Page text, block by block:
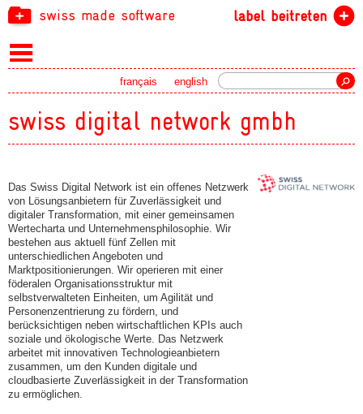
swiss made software label beitreten
english
français
swiss digital network gmbh
Das Swiss Digital Network ist ein offenes Netzwerk
von Lösungsanbietern für Zuverlässigkeit und
digitaler Transformation, mit einer gemeinsamen
Wertecharta und Unternehmensphilosophie. Wir
bestehen aus aktuell fünf Zellen mit
unterschiedlichen Angeboten und
Marktpositionierungen. Wir operieren mit einer
föderalen Organisationsstruktur mit
selbstverwalteten Einheiten, um Agilität und
Personenzentrierung zu fördern, und
berücksichtigen neben wirtschaftlichen KPIs auch
soziale und ökologische Werte. Das Netzwerk
arbeitet mit innovativen Technologieanbietern
zusammen, um den Kunden digitale und
cloudbasierte Zuverlässigkeit in der Transformation
zu ermöglichen.